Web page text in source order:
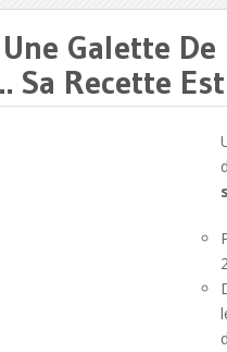
Galette De
Sa Recette